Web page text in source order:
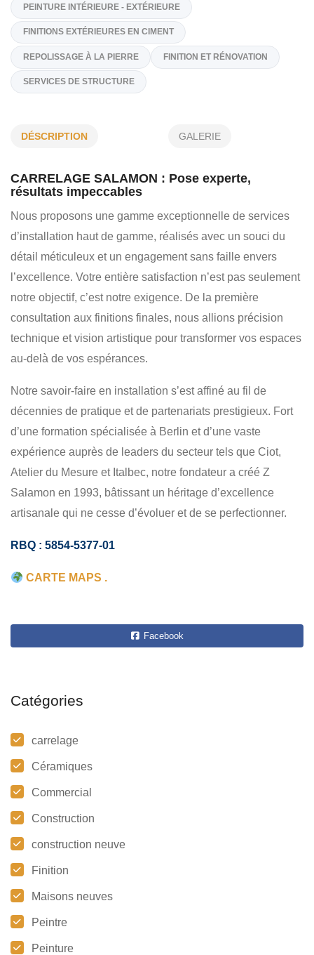
INSTALLATION DE MATÉRIAUX COMPOSITES
CONTREPLAQUÉ - PLAQUES DE PLÂTRE
REVÊTEMENTS DE SOL ET CARRELAGE
POSE DE PLANCHERS DE BOIS FRANC
PEINTURE INTÉRIEURE - EXTÉRIEURE
REPOLISSAGE À LA PIERRE
SERVICES DE STRUCTURE
DÉSCRIPTION GALERIE
CARRELAGE SALAMON : Pose experte,
résultats impeccables
Nous proposons une gamme exceptionnelle de services
d’installation haut de gamme, réalisés avec un souci du
détail méticuleux et un engagement sans faille envers
l’excellence. Votre entière satisfaction n’est pas seulement
notre objectif, c’est notre exigence. De la première
consultation aux finitions finales, nous allions précision
technique et vision artistique pour transformer vos espaces
au-delà de vos espérances.
Notre savoir-faire en installation s’est affiné au fil de
décennies de pratique et de partenariats prestigieux. Fort
d’une formation spécialisée à Berlin et d’une vaste
expérience auprès de leaders du secteur tels que Ciot,
Atelier du Mesure et Italbec, notre fondateur a créé Z
Salamon en 1993, bâtissant un héritage d’excellence
artisanale qui ne cesse d’évoluer et de se perfectionner.
RBQ : 5854-5377-01
CARTE MAPS .
Facebook
Catégories
carrelage
Céramiques
Commercial
Construction
construction neuve
Finition
Maisons neuves
Peintre
Peinture